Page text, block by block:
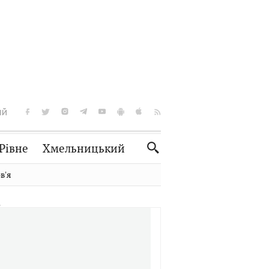
Хмельницький
Словко